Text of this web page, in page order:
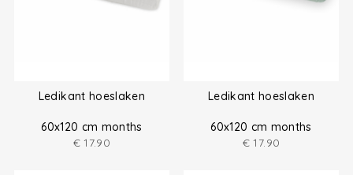
Ledikant hoeslaken
60x120 cm months
€ 17.90
Ledikant hoeslaken
60x120 cm months
€ 17.90